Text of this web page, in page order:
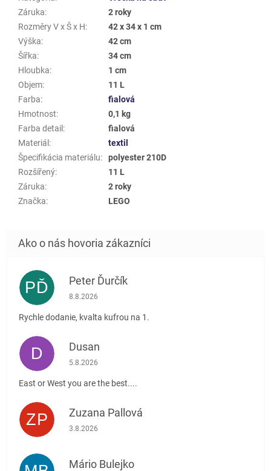
Záruka:
2 roky
Rozměry V x Š x H:
42 x 34 x 1 cm
Výška:
42 cm
Šířka:
34 cm
Hloubka:
1 cm
Objem:
11 L
Farba:
fialová
Hmotnost:
0,1 kg
Farba detail :
fialová
Materiál :
textil
Špecifikácia materiálu:
polyester 210D
Rozšířený:
11 L
Záruka:
2 roky
Značka: LEGO
PĎ Peter Ďurčík
Hodnotenie obchodu je 5 z 5 hviezdičiek.
8.8.2026
Rychle dodanie, kvalta kufrou na 1.
D Dusan
Hodnotenie obchodu je 5 z 5 hviezdičiek.
5.8.2026
East or West you are the best....
ZP Zuzana Pallová
Hodnotenie obchodu je 5 z 5 hviezdičiek.
3.8.2026
Mário Bulejko